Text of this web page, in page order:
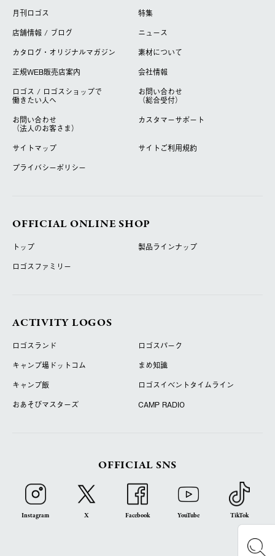
月刊ロゴス
特集
店舗情報 / ブログ
ニュース
カタログ・オリジナルマガジン
素材について
正規WEB販売店案内
会社情報
ロゴス / ロゴスショップで
働きたい人へ
お問い合わせ
（総合受付）
お問い合わせ
（法人のお客さま）
カスタマーサポート
サイトマップ
サイトご利用規約
プライバシーポリシー
OFFICIAL ONLINE SHOP
トップ
製品ラインナップ
ロゴスファミリー
ACTIVITY LOGOS
ロゴスランド
ロゴスパーク
キャンプ場ドットコム
まめ知識
キャンプ飯
ロゴスイベントタイムライン
おあそびマスターズ
CAMP RADIO
OFFICIAL SNS
Instagram X Facebook YouTube TikTok